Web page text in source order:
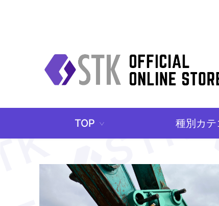
TOP > 種別カテ